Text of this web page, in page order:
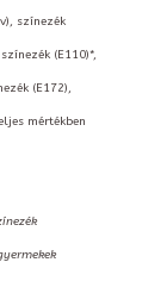
színezék
(E110)*,
(E172),
mértékben